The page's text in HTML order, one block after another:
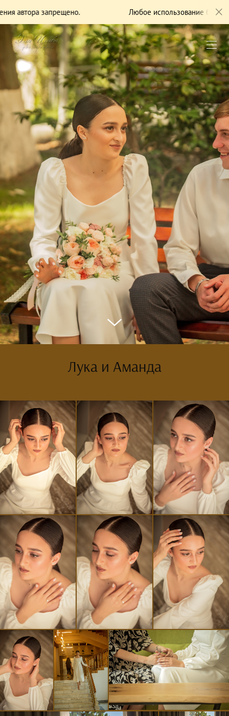
Любое использование без разрешения
Лука и Аманда